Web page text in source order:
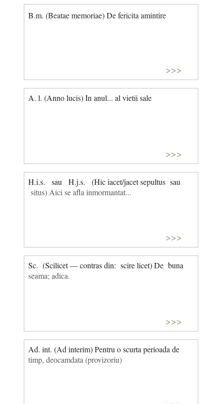
B.m. (Beatae memoriae) De fericita amintire
>>>
A. l. (Anno lucis) In anul... al vietii sale
>>>
H.i.s. sau H.j.s. (Hic iacet/jacet sepultus sau
situs) Aici se afla inmormantat...
>>>
Sc. (Scilicet — contras din: scire licet) De buna
seama; adica.
>>>
Ad. int. (Ad interim) Pentru o scurta perioada de
timp, deocamdata (provizoriu)